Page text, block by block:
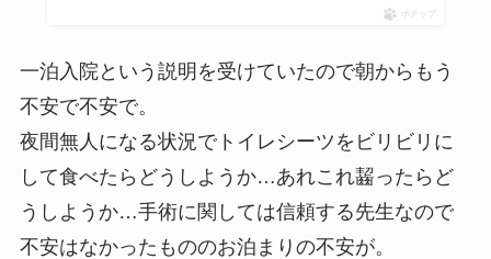
ポチップ
一泊入院という説明を受けていたので朝からもう
不安で不安で。
夜間無人になる状況でトイレシーツをビリビリに
して食べたらどうしようか…あれこれ齧ったらど
うしようか…手術に関しては信頼する先生なので
不安はなかったもののお泊まりの不安が。